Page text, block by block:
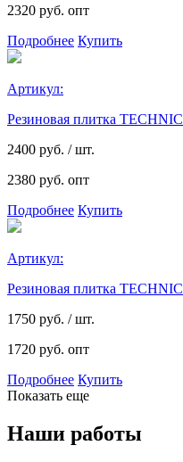
2320 руб. опт
Подробнее Купить
Артикул:
Резиновая плитка
2400 руб. / шт.
2380 руб. опт
Подробнее Купить
Артикул:
Резиновая плитка
1750 руб. / шт.
1720 руб. опт
Подробнее Купить
Показать еще
Наши работы